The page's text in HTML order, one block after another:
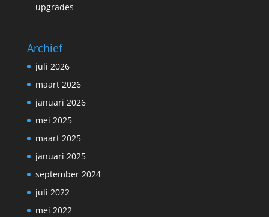
upgrades
Archief
juli 2026
maart 2026
januari 2026
mei 2025
maart 2025
januari 2025
september 2024
juli 2022
mei 2022